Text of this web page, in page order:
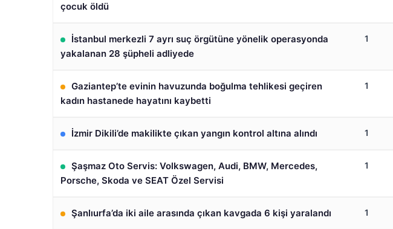
çocuk öldü
İstanbul merkezli 7 ayrı suç örgütüne yönelik operasyonda
yakalanan 28 şüpheli adliyede
1
Gaziantep’te evinin havuzunda boğulma tehlikesi geçiren
kadın hastanede hayatını kaybetti
1
İzmir Dikili’de makilikte çıkan yangın kontrol altına alındı 1
Şaşmaz Oto Servis: Volkswagen, Audi, BMW, Mercedes,
Porsche, Skoda ve SEAT Özel Servisi
1
Şanlıurfa’da iki aile arasında çıkan kavgada 6 kişi yaralandı 1